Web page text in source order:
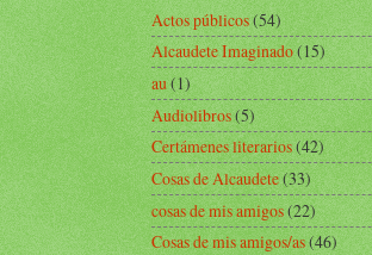
Actos públicos(54)
Alcaudete Imaginado(15)
au(1)
Audiolibros(5)
Certámenes literarios(42)
Cosas de Alcaudete(33)
cosas de mis amigos(22)
Cosas de mis amigos/as(46)